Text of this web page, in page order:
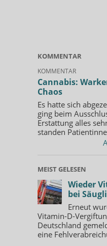
KOMMENTAR
KOMMENTAR
Cannabis:
Chaos
Es hatte sich
ging beim
Erstattung alles
standen
MEIST GELESEN
Wieder
bei
Erneut
Vitamin-D-
Deutschland
eine